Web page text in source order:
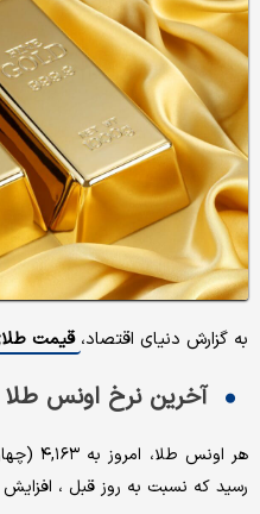
به گزارش دنیای اقتصاد، قیمت
آخرین نرخ اونس طلا
هر اونس
رسید که نسبت به روز قبل ، افزایش ۰.۴۳ درصدی داشته است.